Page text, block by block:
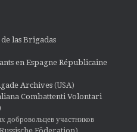
las Brigadas
en Espagne Républicaine
Archives (USA)
Combattenti Volontari
участников